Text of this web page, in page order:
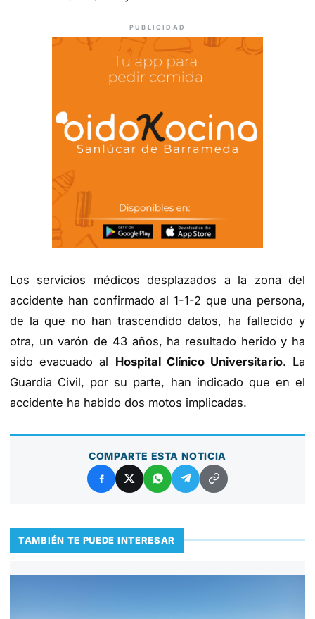
PUBLICIDAD
Los servicios médicos desplazados a la zona del
accidente han confirmado al 1-1-2 que una persona,
de la que no han trascendido datos, ha fallecido y
otra, un varón de 43 años, ha resultado herido y ha
sido evacuado al Hospital Clínico Universitario. La
Guardia Civil, por su parte, han indicado que en el
accidente ha habido dos motos implicadas.
COMPARTE ESTA NOTICIA
TAMBIÉN TE PUEDE INTERESAR